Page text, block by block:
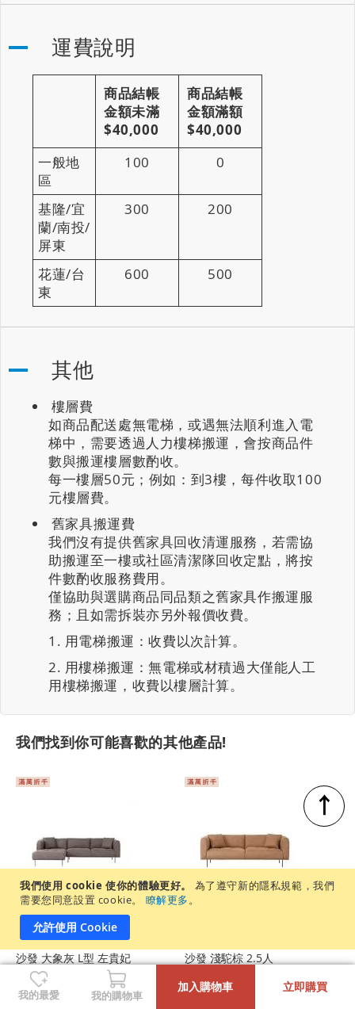
我們使用 cookie 使你的體驗更好。
為了遵守新的隱私規範，我們
需要您同意設置 cookie。
瞭解更多。
允許使用 Cookie
運費說明
商品結帳
金額未滿
$40,000
商品結帳
金額滿額
$40,000
一般地
區
100 0
基隆/宜
蘭/南投/
屏東
300 200
花蓮/台
東
600 500
其他
樓層費
如商品配送處無電梯，或遇無法順利進入電
梯中，需要透過人力樓梯搬運，會按商品件
數與搬運樓層數酌收。
每一樓層50元；例如：到3樓，每件收取100
元樓層費。
舊家具搬運費
我們沒有提供舊家具回收清運服務，若需協
助搬運至一樓或社區清潔隊回收定點，將按
件數酌收服務費用。
僅協助與選購商品同品類之舊家具作搬運服
務；且如需拆裝亦另外報價收費。
用電梯搬運：收費以次計算。
用樓梯搬運：無電梯或材積過大僅能人工
用樓梯搬運，收費以樓層計算。
我們找到你可能喜歡的其他產品!
Bruce 防潑水 防貓抓布
沙發 大象灰 L型 左貴妃
$36,990 (售價已折)
沙發 淺駝棕 2.5人
$23,990 (售價已折)
↑
我的最愛 我的購物車
加入購物車 立即購買
+
-